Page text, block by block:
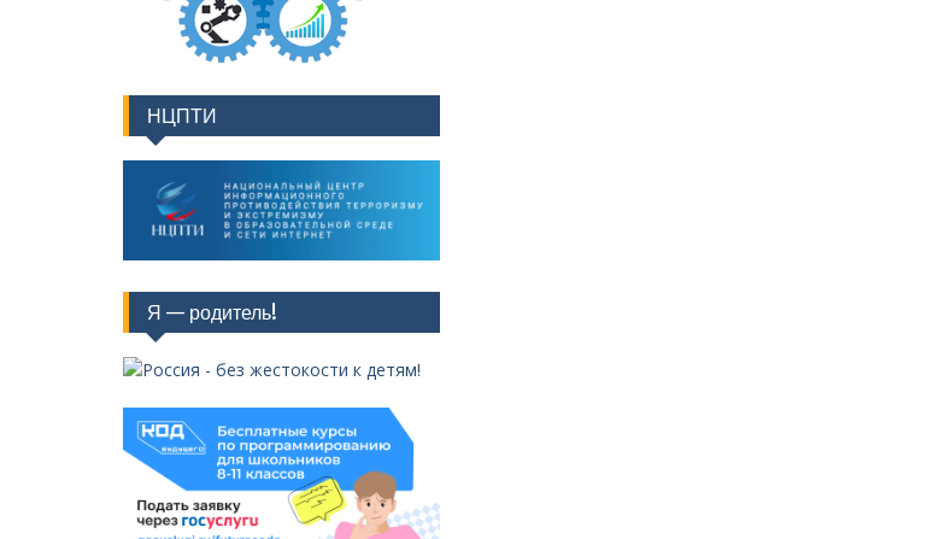
НЦПТИ
Я — родитель!